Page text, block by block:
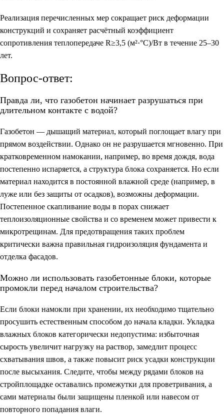
Реализация перечисленных мер сокращает риск деформации
конструкций и сохраняет расчётный коэффициент
сопротивления теплопередаче R≥3,5 (м²·°C)/Вт в течение 25–30
лет.
Вопрос-ответ:
Правда ли, что газобетон начинает разрушаться при
длительном контакте с водой?
Газобетон — дышащий материал, который поглощает влагу при
прямом воздействии. Однако он не разрушается мгновенно. При
кратковременном намокании, например, во время дождя, вода
постепенно испаряется, а структура блока сохраняется. Но если
материал находится в постоянной влажной среде (например, в
луже или без защиты от осадков), возможны деформации.
Постепенное скапливание воды в порах снижает
теплоизоляционные свойства и со временем может привести к
микротрещинам. Для предотвращения таких проблем
критически важна правильная гидроизоляция фундамента и
отделка фасадов.
Можно ли использовать газобетонные блоки, которые
промокли перед началом строительства?
Если блоки намокли при хранении, их необходимо тщательно
просушить естественным способом до начала кладки. Укладка
влажных блоков категорически недопустима: избыточная
сырость увеличит нагрузку на раствор, замедлит процесс
схватывания швов, а также повысит риск усадки конструкции
после высыхания. Следите, чтобы между рядами блоков на
стройплощадке оставались промежутки для проветривания, а
сами материалы были защищены пленкой или навесом от
повторного попадания влаги.